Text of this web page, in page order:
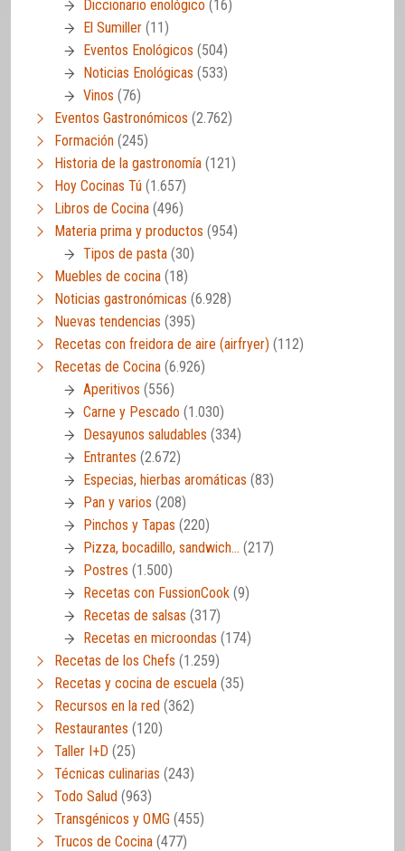
Diccionario enológico (16)
El Sumiller (11)
Eventos Enológicos (504)
Noticias Enológicas (533)
Vinos (76)
Eventos Gastronómicos (2.762)
Formación (245)
Historia de la gastronomía (121)
Hoy Cocinas Tú (1.657)
Libros de Cocina (496)
Materia prima y productos (954)
Tipos de pasta (30)
Muebles de cocina (18)
Noticias gastronómicas (6.928)
Nuevas tendencias (395)
Recetas con freidora de aire (airfryer) (112)
Recetas de Cocina (6.926)
Aperitivos (556)
Carne y Pescado (1.030)
Desayunos saludables (334)
Entrantes (2.672)
Especias, hierbas aromáticas (83)
Pan y varios (208)
Pinchos y Tapas (220)
Pizza, bocadillo, sandwich… (217)
Postres (1.500)
Recetas con FussionCook (9)
Recetas de salsas (317)
Recetas en microondas (174)
Recetas de los Chefs (1.259)
Recetas y cocina de escuela (35)
Recursos en la red (362)
Restaurantes (120)
Taller I+D (25)
Técnicas culinarias (243)
Todo Salud (963)
Transgénicos y OMG (455)
Trucos de Cocina (477)